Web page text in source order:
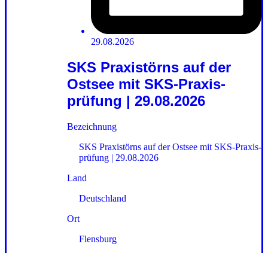
29.08.2026
SKS Praxistörns auf der
Ostsee mit SKS-Praxis­
prüfung | 29.08.2026
Bezeichnung
SKS Praxistörns auf der Ostsee mit SKS-Praxis­
prüfung | 29.08.2026
Land
Deutschland
Ort
Flensburg